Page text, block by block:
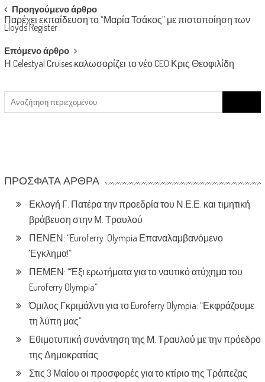
Post
navigation
Προηγούμενο άρθρο
Παρέχει εκπαίδευση το “Μαρία Τσάκος” με πιστοποίηση των
Lloyds Register
Επόμενο άρθρο
Η Celestyal Cruises καλωσορίζει το νέο CEO Κρις Θεοφιλίδη
for:
ΠΡΌΣΦΑΤΑ ΆΡΘΡΑ
Εκλογή Γ. Πατέρα την προεδρία του Ν.Ε.Ε. και τιμητική
βράβευση στην Μ. Τραυλού
ΠΕΝΕΝ: “Euroferry Olympia Επαναλαμβανόμενο
Έγκλημα!”
ΠΕΜΕΝ: “Έξι ερωτήματα για το ναυτικό ατύχημα του
Euroferry Olympia”
Όμιλος Γκριμάλντι για το Euroferry Olympia: “Εκφράζουμε
τη λύπη μας”
Εθιμοτυπική συνάντηση της Μ. Τραυλού με την πρόεδρο
της Δημοκρατίας
Στις 3 Μαίου οι προσφορές για το κτίριο της Τράπεζας